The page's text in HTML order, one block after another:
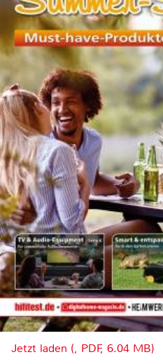
Jetzt laden (, PDF, 6.04 MB)